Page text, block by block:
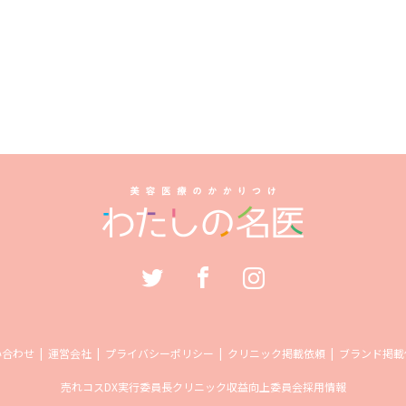
わせ 運営会社 プライバシーポリシー クリニック掲載依頼 ブランド掲
売れコスDX実行委員長クリニック収益向上委員会採用情報